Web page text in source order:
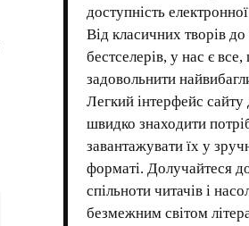
доступність
Від класичних творів
бестселерів, у нас є
задовольнити
Легкий інтерфейс сайту
швидко знаходити
завантажувати їх у
форматі. Долучайтеся
спільноти читачів і
безмежним світом